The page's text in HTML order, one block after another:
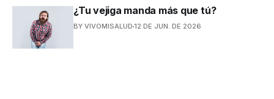
¿Tu vejiga manda más que tú?
BY VIVOMISALUD 12 DE JUN. DE 2026